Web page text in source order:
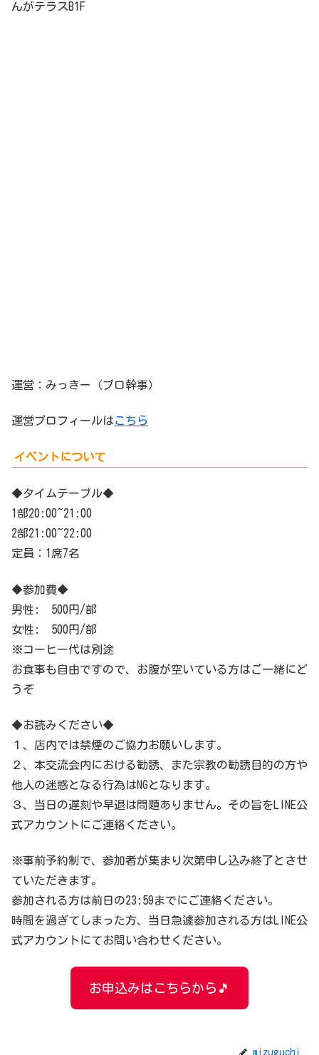
んがテラスB1F
運営：みっきー（プロ幹事）
運営プロフィールはこちら
イベントについて
◆タイムテーブル◆
1部20:00~21:00
2部21:00~22:00
定員：1席7名
◆参加費◆
男性: 500円/部
女性: 500円/部
※コーヒー代は別途
お食事も自由ですので、お腹が空いている方はご一緒にど
うぞ
◆お読みください◆
１、店内では禁煙のご協力お願いします。
２、本交流会内における勧誘、また宗教の勧誘目的の方や
他人の迷惑となる行為はNGとなります。
３、当日の遅刻や早退は問題ありません。その旨をLINE公
式アカウントにご連絡ください。
※事前予約制で、参加者が集まり次第申し込み終了とさせ
ていただきます。
参加される方は前日の23:59までにご連絡ください。
時間を過ぎてしまった方、当日急遽参加される方はLINE公
式アカウントにてお問い合わせください。
お申込みはこちらから🎵
mizuguchi